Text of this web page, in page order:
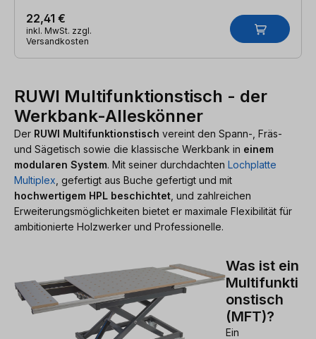
22,41 €
inkl. MwSt. zzgl.
Versandkosten
RUWI Multifunktionstisch - der
Werkbank-Alleskönner
Der RUWI Multifunktionstisch vereint den Spann-, Fräs-
und Sägetisch sowie die klassische Werkbank in einem
modularen System. Mit seiner durchdachten Lochplatte
Multiplex , gefertigt aus Buche gefertigt und mit
hochwertigem HPL beschichtet , und zahlreichen
Erweiterungsmöglichkeiten bietet er maximale Flexibilität für
ambitionierte Holzwerker und Professionelle.
Was ist ein
Multifunkti
onstisch
(MFT)?
Ein